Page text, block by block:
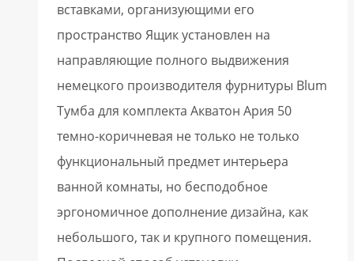
вставками, организующими его
пространство Ящик установлен на
направляющие полного выдвижения
немецкого производителя фурнитуры Blum
Тумба для комплекта Акватон Ария 50
темно-коричневая не только не только
функциональный предмет интерьера
ванной комнаты, но бесподобное
эргономичное дополнение дизайна, как
небольшого, так и крупного помещения.